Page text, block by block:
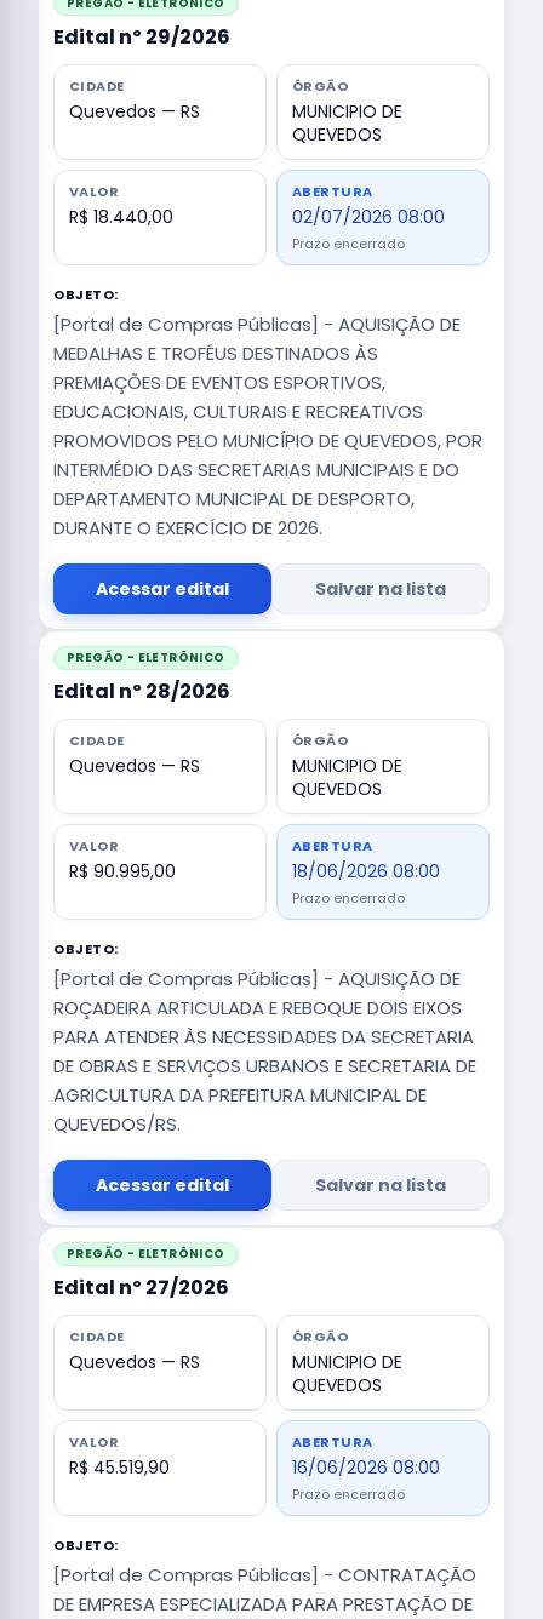
Edital nº 29/2026
CIDADE
Quevedos — RS
ÓRGÃO
MUNICIPIO DE
QUEVEDOS
VALOR
R$ 18.440,00
ABERTURA
02/07/2026 08:00
Prazo encerrado
OBJETO:
[Portal de Compras Públicas] - AQUISIÇÃO DE
MEDALHAS E TROFÉUS DESTINADOS ÀS
PREMIAÇÕES DE EVENTOS ESPORTIVOS,
EDUCACIONAIS, CULTURAIS E RECREATIVOS
PROMOVIDOS PELO MUNICÍPIO DE QUEVEDOS, POR
INTERMÉDIO DAS SECRETARIAS MUNICIPAIS E DO
DEPARTAMENTO MUNICIPAL DE DESPORTO,
DURANTE O EXERCÍCIO DE 2026.
Acessar edital Salvar na lista
PREGÃO - ELETRÔNICO
Edital nº 28/2026
CIDADE
Quevedos — RS
ÓRGÃO
MUNICIPIO DE
QUEVEDOS
VALOR
R$ 90.995,00
ABERTURA
18/06/2026 08:00
Prazo encerrado
OBJETO:
[Portal de Compras Públicas] - AQUISIÇÃO DE
ROÇADEIRA ARTICULADA E REBOQUE DOIS EIXOS
PARA ATENDER ÀS NECESSIDADES DA SECRETARIA
DE OBRAS E SERVIÇOS URBANOS E SECRETARIA DE
AGRICULTURA DA PREFEITURA MUNICIPAL DE
QUEVEDOS/RS.
Acessar edital Salvar na lista
PREGÃO - ELETRÔNICO
Edital nº 27/2026
CIDADE
Quevedos — RS
ÓRGÃO
MUNICIPIO DE
QUEVEDOS
VALOR
R$ 45.519,90
ABERTURA
16/06/2026 08:00
Prazo encerrado
OBJETO:
[Portal de Compras Públicas] - CONTRATAÇÃO
DE EMPRESA ESPECIALIZADA PARA PRESTAÇÃO DE